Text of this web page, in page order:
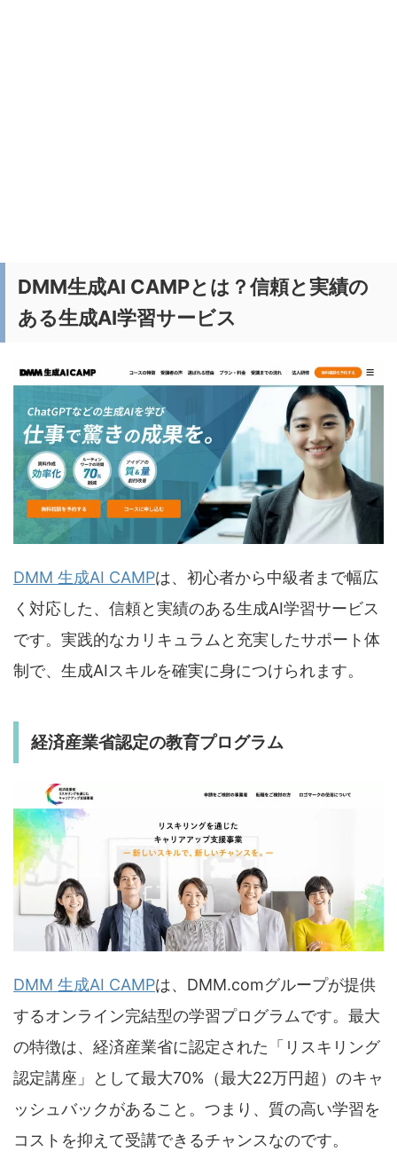
DMM生成AI CAMPとは？信頼と実績の
ある生成AI学習サービス
DMM 生成AI CAMPは、初心者から中級者まで幅広
く対応した、信頼と実績のある生成AI学習サービス
です。実践的なカリキュラムと充実したサポート体
制で、生成AIスキルを確実に身につけられます。
経済産業省認定の教育プログラム
DMM 生成AI CAMPは、DMM.comグループが提供
するオンライン完結型の学習プログラムです。最大
の特徴は、経済産業省に認定された「リスキリング
認定講座」として最大70%（最大22万円超）のキャ
ッシュバックがあること。つまり、質の高い学習を
コストを抑えて受講できるチャンスなのです。